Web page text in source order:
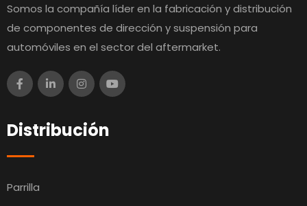
Somos la compañía líder en la fabricación y distribución
de componentes de dirección y suspensión para
automóviles en el sector del aftermarket.
Distribución
Parrilla